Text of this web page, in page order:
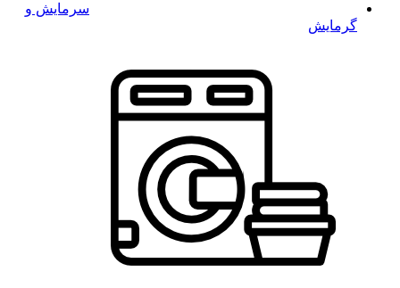
سرمایش و
گرمایش